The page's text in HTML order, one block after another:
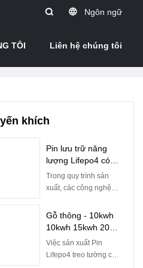
Ngôn ngữ
TÔI
Liên hệ chúng tôi
khích
Pin lưu trữ năng
lượng Lifepo4 có
thể xếp chồng lên
nhau powerwall
trưng bày Pin
Lithium xếp chồng
lên nhau
Trong quy trình sản
xuất, các công nghệ
bảo quy trình diễn ra
suôn sẻ và hiệu quả.
nó rất rộng. Trong
(các) trường ứng dụng
Gỗ thông - 10kwh
10kwh 15kwh 20
Kwh Pin Lifepo4
treo tường có thể
Việc sản xuất Pin
Lifepo4 treo tường có